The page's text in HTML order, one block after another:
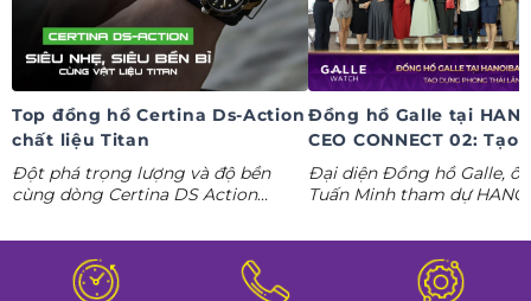
Top đồng hồ Certina Ds-Action
chất liệu Titan
Đột phá trọng lượng và độ bền
cùng dòng Certina DS Action
tác thể thao cá tính nhất trong
Tuần lễ đồng hồ Thụy Sỹ cùng
Đồng hồ Galle!
Đồng hồ Galle tại
CEO CONNECT 02: Tạo
phong thái lãnh đạo kỷ
nguyên AI
Đại diện Đồng hồ Galle,
Tuấn Minh tham dự
gian trưng bày đồng hồ
định hình phong thái lãnh